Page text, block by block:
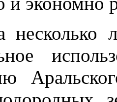
несколько